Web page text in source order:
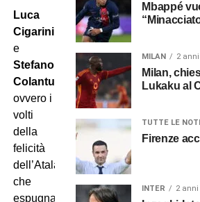
Luca
Cigarini
e
Stefano
Colantuono ,
ovvero i
volti
della
felicità
dell’Atalanta
che
espugna
Mbappé
MILAN 2
Milan,
Lukaku al
TUTTE LE
Firenze
INTER 2